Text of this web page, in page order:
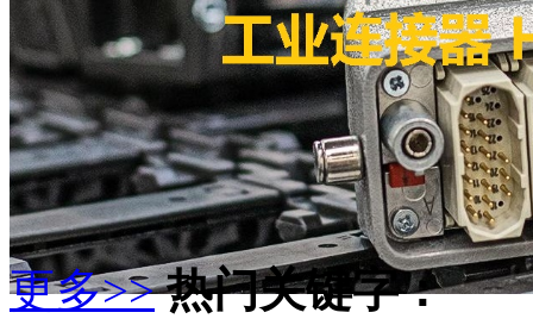
更多>> 热门关键字：